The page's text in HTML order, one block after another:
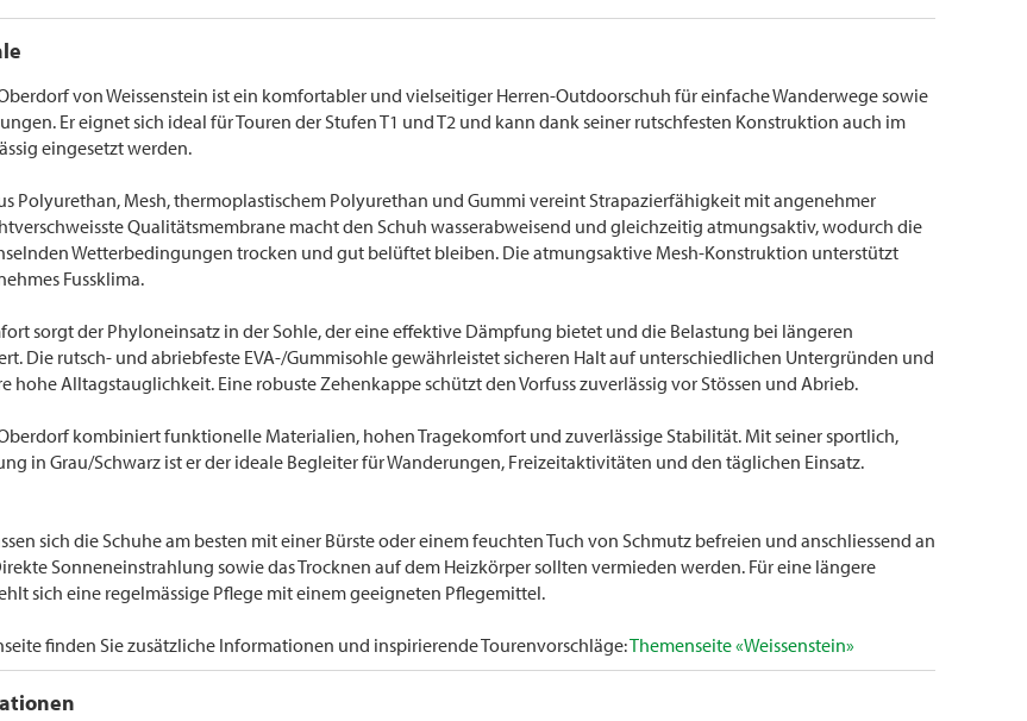
von Weissenstein ist ein komfortabler und vielseitiger Herren-Outdoorschuh für einfache Wanderwege sowie
Er eignet sich ideal für Touren der Stufen T1 und T2 und kann dank seiner rutschfesten Konstruktion auch im
eingesetzt werden.
Polyurethan, Mesh, thermoplastischem Polyurethan und Gummi vereint Strapazierfähigkeit mit angenehmer
Qualitätsmembrane macht den Schuh wasserabweisend und gleichzeitig atmungsaktiv, wodurch die
Wetterbedingungen trocken und gut belüftet bleiben. Die atmungsaktive Mesh-Konstruktion unterstützt
Fussklima.
sorgt der Phyloneinsatz in der Sohle, der eine effektive Dämpfung bietet und die Belastung bei längeren
Die rutsch- und abriebfeste EVA-/Gummisohle gewährleistet sicheren Halt auf unterschiedlichen Untergründen und
hohe Alltagstauglichkeit. Eine robuste Zehenkappe schützt den Vorfuss zuverlässig vor Stössen und Abrieb.
kombiniert funktionelle Materialien, hohen Tragekomfort und zuverlässige Stabilität. Mit seiner sportlich,
in Grau/Schwarz ist er der ideale Begleiter für Wanderungen, Freizeitaktivitäten und den täglichen Einsatz.
sich die Schuhe am besten mit einer Bürste oder einem feuchten Tuch von Schmutz befreien und anschliessend an
Sonneneinstrahlung sowie das Trocknen auf dem Heizkörper sollten vermieden werden. Für eine längere
sich eine regelmässige Pflege mit einem geeigneten Pflegemittel.
finden Sie zusätzliche Informationen und inspirierende Tourenvorschläge:Themenseite «Weissenstein»